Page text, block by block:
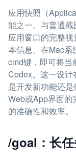
应用快照（
能之一。与普通
应用窗口的完整
本信息。在Mac系
cmd键，即可将当
Codex。这一设
是开发新功能还是
Web或App界面的
的准确性和效率。
/goal：长